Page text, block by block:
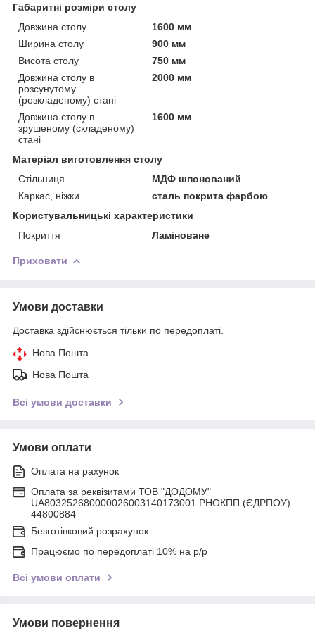
Габаритні розміри столу
Довжина столу
1600 мм
Ширина столу
900 мм
Висота столу
750 мм
Довжина столу в
розсунутому
(розкладеному) стані
2000 мм
Довжина столу в
зрушеному (складеному)
стані
1600 мм
Матеріал виготовлення столу
Стільниця
МДФ шпонований
Каркас, ніжки
сталь покрита фарбою
Користувальницькі характеристики
Покриття
Ламіноване
Приховати
Умови доставки
Доставка здійснюється тільки по передоплаті.
Нова Пошта
Нова Пошта
Всі умови доставки
Умови оплати
Оплата на рахунок
Оплата за реквізитами ТОВ "ДОДОМУ"
UA803252680000026003140173001 РНОКПП (ЄДРПОУ)
44800884
Безготівковий розрахунок
Працюємо по передоплаті 10% на р/р
Всі умови оплати
Умови повернення